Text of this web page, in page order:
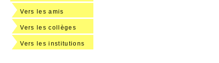
Vers les amis
Vers les collèges
Vers les institutions